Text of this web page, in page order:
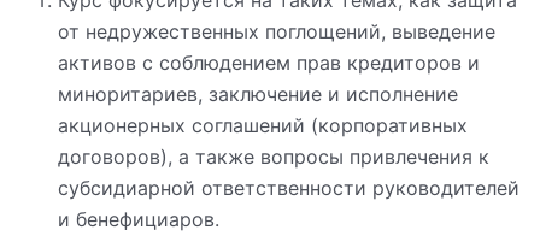
от недружественных поглощений, выведение
активов с соблюдением прав кредиторов и
миноритариев, заключение и исполнение
акционерных соглашений (корпоративных
договоров), а также вопросы привлечения к
субсидиарной ответственности руководителей
и бенефициаров.